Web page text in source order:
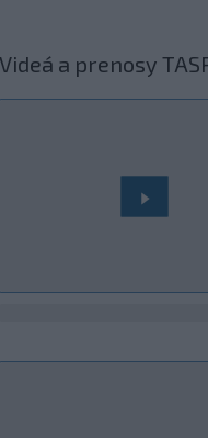
Viac >
Videá a prenosy